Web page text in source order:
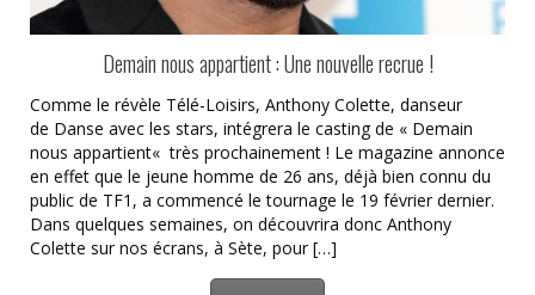
Demain nous appartient : Une nouvelle recrue !
Comme le révèle Télé-Loisirs, Anthony Colette, danseur
de Danse avec les stars, intégrera le casting de « Demain
nous appartient« très prochainement ! Le magazine annonce
en effet que le jeune homme de 26 ans, déjà bien connu du
public de TF1, a commencé le tournage le 19 février dernier.
Dans quelques semaines, on découvrira donc Anthony
Colette sur nos écrans, à Sète, pour […]